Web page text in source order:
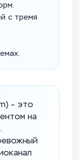
с тремя
– это
на